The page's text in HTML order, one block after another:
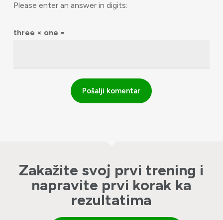
Please enter an answer in digits:
three × one =
Zakažite svoj prvi trening i
napravite prvi korak ka
rezultatima